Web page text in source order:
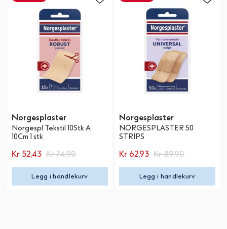
Norgesplaster
Norgespl Tekstil 10Stk A
10Cm 1 stk
Kr 52,43 Kr 74,90
Legg i handlekurv
Norgesplaster
NORGESPLASTER 50
STRIPS
Kr 62,93 Kr 89,90
Legg i handlekurv